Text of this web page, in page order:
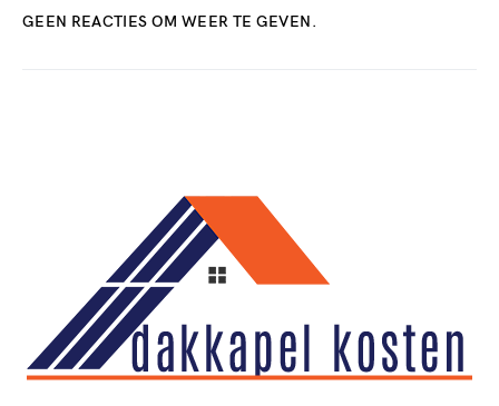
GEEN REACTIES OM WEER TE GEVEN.